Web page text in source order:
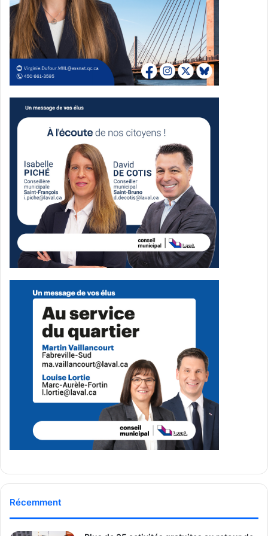
d’Intervention, « 34 % des personnes menstruées au
Québec auraient été contraintes de sacrifier une dépense
essentielle telle que la nourriture afin de se procurer des
produits menstruels ». Elle explique que les personnes les
plus affectées par la précarité menstruelle sont surtout les
femmes autochtones, les mères monoparentales, les
nouvelles arrivantes ainsi que les femmes en situation
d’itinérance. Selon elle, le manque d’accès aux produits
d’hygiène féminine peut également avoir des
conséquences sur la santé physique. Mme Louise Lortie,
élue du district Marc-Aurèle-Fortin, a témoigné son
soutien aux intervenantes et a expliqué qu’elle avait même
déposé un avis de proposition visant à offrir l’accès aux
produits sanitaires dans les centres communautaires, en
attendant que la Ville les rende accessibles dans
l’ensemble des lieux publics.
L’avis de proposition a été
adopté à l’unanimité.
Un jeune citoyen réclame
davantage de sécurité routière
Samuel Beauregard, un jeune garçon de 13 ans et étudiant
à l’école secondaire Poly-Jeunesse, a pris la parole afin de
raconter comment il avait été frappé par un camion de
type RAM 1500 alors qu’il traversait à vélo l’intersection du
boulevard Sainte-Rose, de la montée Mongeau et de la
rue du Lac-de-Mai. Il explique avoir eu la chance de ne
pas être grièvement blessé, mais demande à la Ville
d’installer un feu de circulation à cette intersection. Il a
également indiqué qu’il aimerait que quelques policiers
des cyclistes et des piétons.
Il a conclu son intervention en rappelant au maire que la
sécurité routière à Laval figurait parmi les engagements
Récemment